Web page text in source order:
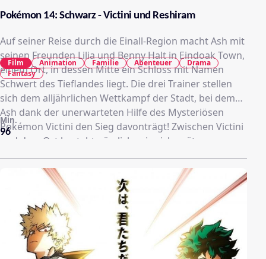
Pokémon 14: Schwarz - Victini und Reshiram
Auf seiner Reise durch die Einall-Region macht Ash mit
seinen Freunden Lilia und Benny Halt in Eindoak Town,
einem Ort, in dessen Mitte ein Schloss mit Namen
Schwert des Tieflandes liegt. Die drei Trainer stellen
sich dem alljährlichen Wettkampf der Stadt, bei dem
Ash dank der unerwarteten Hilfe des Mysteriösen
Pokémon Victini den Sieg davonträgt! Zwischen Victini
und dem Ort besteht nämlich, wie sich später
herausstellt, eine besondere Verbindung… Vor langer
Zeit wachte das Schloss über die Geschicke des
Königreiches des Tieflandes, dessen Untertanen unter
einem besonderen Schutz standen, der dem Band der
Freundschaft zwischen Victini und dem König
geschuldet war. Doch jenes Königreich ist heute nicht
mehr als eine wehmütige Erinnerung an vergangene
Tage. Damon, ein Nachkomme des Stammes des
96
Min.
Film Animation Familie Abenteuer
Drama
Fantasy